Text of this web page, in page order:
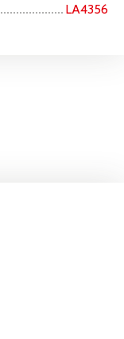
LA4356